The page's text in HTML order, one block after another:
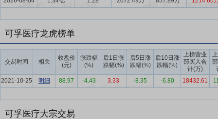
要点3：医疗器械研发、生产、销售和服务
可孚医疗是一家专业从事
公司设有3个研究院，4个生产基地，99家子公司，形成完善的研发、
要点4： 医疗器械行业
历经二十年专业化深耕，可孚医疗已发展成
下产品覆盖健康监测、康复辅具、呼吸支持、医疗护理及中医理疗五
展，多款核心产品在主流电商平台长期稳居行业销量前列，品牌影响
要点5：较高的品牌认知度和良好的市场口碑
可孚医疗龙虎榜单
交易时间 相关
收盘价
(元)
涨跌幅
(%)
后1日涨
跌幅(%)
后5日涨
跌幅(%)
后10日涨
跌幅(%)
上榜营业
部买入合
计(万)
2021-10-25
明细 88.97 -4.43 3.33 -8.35 -6.80 18432.61
可孚医疗大宗交易